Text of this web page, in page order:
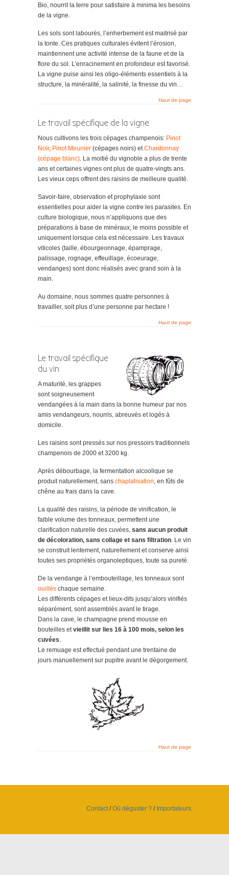
Bio, nourrit la terre pour satisfaire à minima les besoins
de la vigne.
Les sols sont labourés, l’enherbement est maitrisé par
la tonte. Ces pratiques culturales évitent l’érosion,
maintiennent une activité intense de la faune et de la
flore du sol. L’enracinement en profondeur est favorisé.
La vigne puise ainsi les oligo-éléments essentiels à la
structure, la minéralité, la salinité, la finesse du vin…
Haut de page
Le travail spécifique de la vigne
Nous cultivons les trois cépages champenois: Pinot
Noir, Pinot Meunier (cépages noirs) etChardonnay
(cépage blanc). La moitié du vignoble a plus de trente
ans et certaines vignes ont plus de quatre-vingts ans.
Les vieux ceps offrent des raisins de meilleure qualité.
Savoir-faire, observation et prophylaxie sont
essentielles pour aider la vigne contre les parasites. En
culture biologique, nous n’appliquons que des
préparations à base de minéraux, le moins possible et
uniquement lorsque cela est nécessaire. Les travaux
viticoles (taille, ébourgeonnage, épamprage,
palissage, rognage, effeuillage, écoeurage,
vendanges) sont donc réalisés avec grand soin à la
main.
Au domaine, nous sommes quatre personnes à
travailler, soit plus d’une personne par hectare !
Haut de page
Le travail spécifique
du vin
A maturité, les grappes
sont soigneusement
vendangées à la main dans la bonne humeur par nos
amis vendangeurs, nourris, abreuvés et logés à
domicile.
Les raisins sont pressés sur nos pressoirs traditionnels
champenois de 2000 et 3200 kg.
Après débourbage, la fermentation alcoolique se
produit naturellement, sans chaptalisation, en fûts de
chêne au frais dans la cave.
La qualité des raisins, la période de vinification, le
faible volume des tonneaux, permettent une
clarification naturelle des cuvées, sans aucun produit
de décoloration, sans collage et sans filtration. Le vin
se construit lentement, naturellement et conserve ainsi
toutes ses propriétés organoleptiques, toute sa pureté.
De la vendange à l’embouteillage, les tonneaux sont
ouillés chaque semaine.
Les différents cépages et lieux-dits jusqu’alors vinifiés
séparément, sont assemblés avant le tirage.
Dans la cave, le champagne prend mousse en
bouteilles etvieillit sur lies 16 à 100 mois, selon les
cuvées.
Le remuage est effectué pendant une trentaine de
jours manuellement sur pupitre avant le dégorgement.
Haut de page
Contact/Où déguster ? / Importateurs